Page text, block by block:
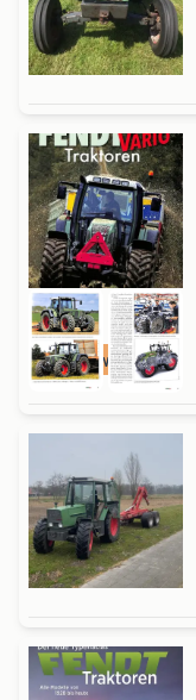
Nieuw Boek